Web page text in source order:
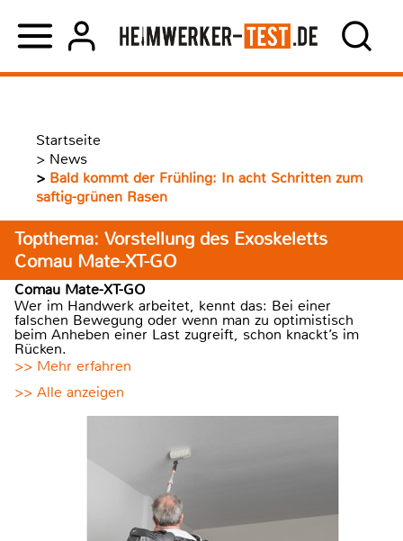
Startseite
> News
> Bald kommt der Frühling: In acht Schritten zum
saftig-grünen Rasen
Topthema: Vorstellung des Exoskeletts
Comau Mate-XT-GO
Comau Mate-XT-GO
Wer im Handwerk arbeitet, kennt das: Bei einer
falschen Bewegung oder wenn man zu optimistisch
beim Anheben einer Last zugreift, schon knackt’s im
Rücken.
>> Mehr erfahren
>> Alle anzeigen